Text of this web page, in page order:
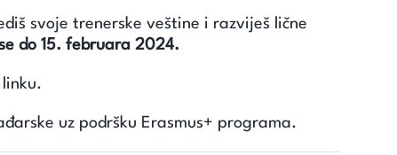
svoje trenerske veštine i razviješ lične
do 15. februara 2024.
linku.
uz podršku Erasmus+ programa.